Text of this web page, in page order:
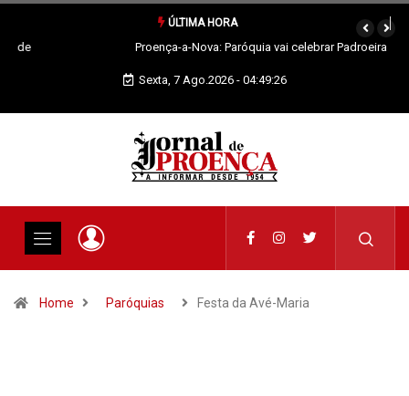
ÚLTIMA HORA
Proença-a-Nova: Paróquia vai celebrar Padroeira
Sexta, 7 Ago.2026 - 04:49:27
Home Paróquias Festa da Avé-Maria